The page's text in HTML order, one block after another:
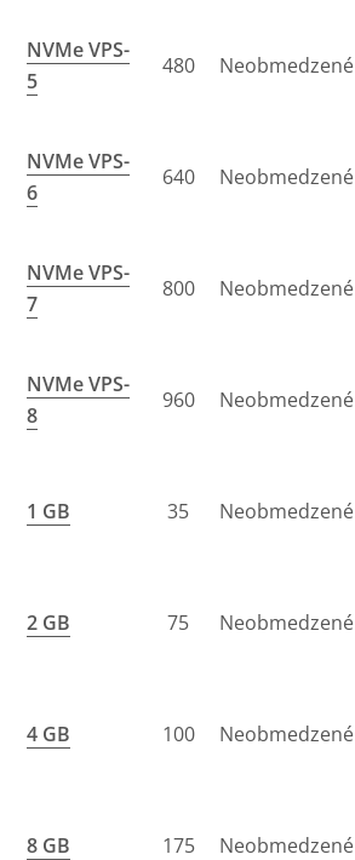
NVMe VPS-
5
480 Neobmedzené
NVMe VPS-
6
640 Neobmedzené
NVMe VPS-
7
800 Neobmedzené
NVMe VPS-
8
960 Neobmedzené
1 GB 35 Neobmedzené
2 GB 75 Neobmedzené
4 GB 100 Neobmedzené
8 GB 175 Neobmedzené